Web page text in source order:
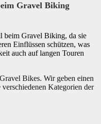
Gravel Biking
beim Gravel Biking, da sie
Einflüssen schützen, was
auch auf langen Touren
Bikes. Wir geben einen
Kategorien der